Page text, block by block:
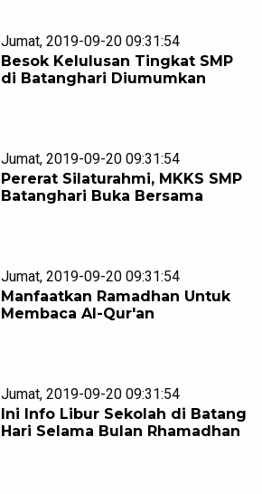
Jumat, 2019-09-20 09:31:54
Besok Kelulusan Tingkat SMP
di Batanghari Diumumkan
Jumat, 2019-09-20 09:31:54
Pererat Silaturahmi, MKKS SMP
Batanghari Buka Bersama
Jumat, 2019-09-20 09:31:54
Manfaatkan Ramadhan Untuk
Membaca Al-Qur'an
Jumat, 2019-09-20 09:31:54
Ini Info Libur Sekolah di Batang
Hari Selama Bulan Rhamadhan